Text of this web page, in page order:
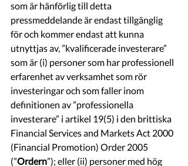
som är hänförlig till detta
pressmeddelande är endast tillgänglig
för och kommer endast att kunna
utnyttjas av, ”kvalificerade investerare”
som är (i) personer som har professionell
erfarenhet av verksamhet som rör
investeringar och som faller inom
definitionen av ”professionella
investerare” i artikel 19(5) i den brittiska
Financial Services and Markets Act 2000
(Financial Promotion) Order 2005
(”Ordern”); eller (ii) personer med hög